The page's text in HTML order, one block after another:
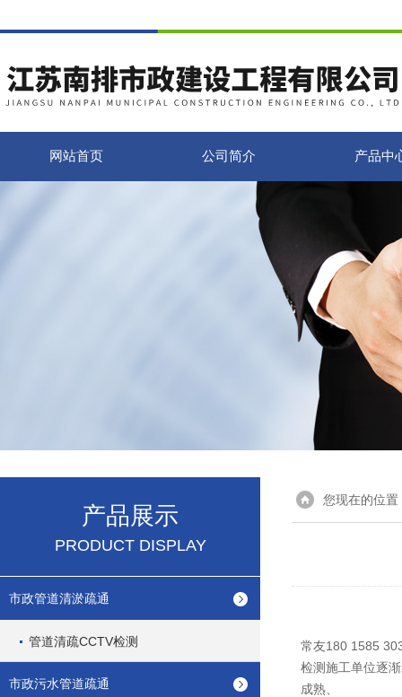
网站首页 公司简介 产品中
产品展示
PRODUCT DISPLAY
市政管道清淤疏通
管道清疏CCTV检测
市政污水管道疏通
您现在的位置
常友180 1585
检测施工单位逐
成熟、